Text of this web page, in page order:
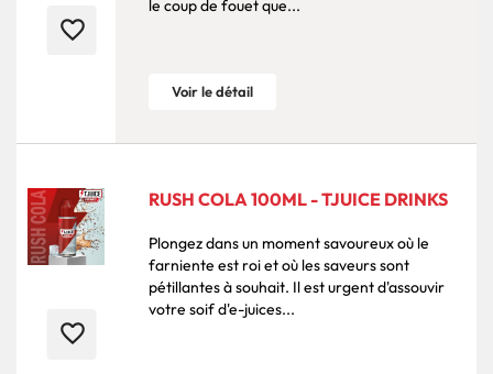
favorite_border
le coup de fouet que...
Voir le détail
favorite_border
RUSH COLA 100ML - TJUICE DRINKS
Plongez dans un moment savoureux où le
farniente est roi et où les saveurs sont
pétillantes à souhait. Il est urgent d'assouvir
votre soif d'e-juices...